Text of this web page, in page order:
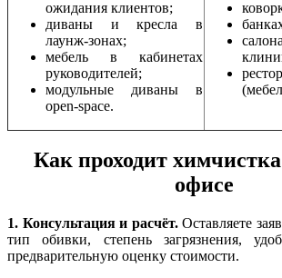
ожидания клиентов;
диваны и кресла в
лаунж‑зонах;
мебель в кабинетах
руководителей;
модульные диваны в
open‑space.
Как проходит
офисе
1. Консультация и расчёт.Оставляете
тип обивки, степень загрязнения,
предварительную оценку стоимости.